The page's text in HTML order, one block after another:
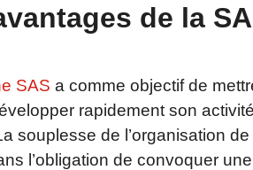
de la
SAS a comme objectif de
rapidement son
souplesse de l’organisation
l’obligation de convoquer